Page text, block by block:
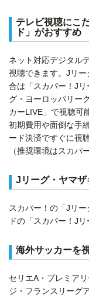
テレビ視聴にこ
ド」がおすすめ
ネット対応デジタル
視聴できます。Jリ
合は「スカパー！J
グ・ヨーロッパリー
カーLIVE」で視聴可
初期費用や面倒な手
ード決済ですぐに視
（推奨環境はスカパ
Jリーグ・ヤマ
スカパー！の「Jリ
ドの「スカパー！J
海外サッカーを
セリエA・プレミア
ジ・フランスリーグ